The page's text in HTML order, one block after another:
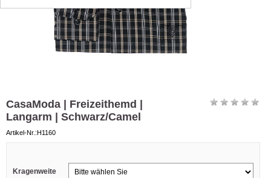
CasaModa | Freizeithemd |
Langarm | Schwarz/Camel
Artikel-Nr.:H1160
Kragenweite